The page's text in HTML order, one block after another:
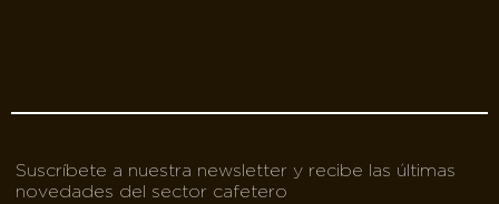
Suscríbete a nuestra newsletter y recibe las últimas
novedades del sector cafetero